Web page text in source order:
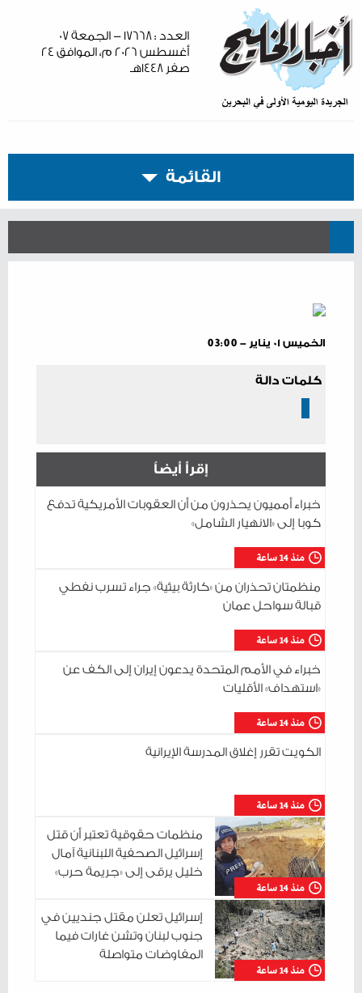
العدد : ١٧٦٦٨ - الجمعة ٠٧
أغسطس ٢٠٢٦ م، الموافق ٢٤
صفر ١٤٤٨هـ
القائمة
الخميس ٠١ يناير - 03:00
كلمات دالة
إقرأ أيضاً
منذ 14 ساعة
خبراء أمميون يحذرون من أن العقوبات الأمريكية تدفع
كوبا إلى «الانهيار الشامل»
منذ 14 ساعة
منظمتان تحذران من «كارثة بيئية» جراء تسرب نفطي
قبالة سواحل عمان
منذ 14 ساعة
خبراء في الأمم المتحدة يدعون إيران إلى الكف عن
«استهداف» الأقليات
منذ 14 ساعة
الكويت تقرر إغلاق المدرسة الإيرانية
منذ 14 ساعة
منظمات حقوقية تعتبر أن قتل
إسرائيل الصحفية اللبنانية آمال
خليل يرقى إلى «جريمة حرب»
منذ 14 ساعة
إسرائيل تعلن مقتل جنديين في
جنوب لبنان وتشن غارات فيما
المفاوضات متواصلة